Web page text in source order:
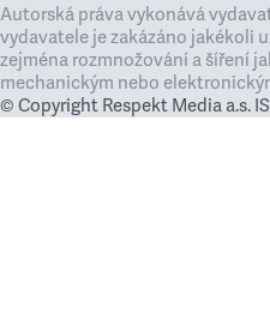
Autorská práva vykonává
vydavatele je zakázáno jakékoli
zejména rozmnožování a šíření
mechanickým nebo
© Copyright Respekt Media a.s.